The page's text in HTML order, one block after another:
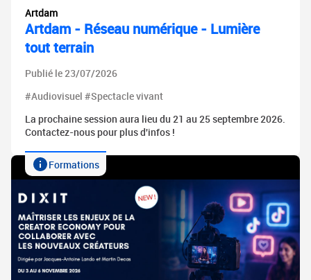
Artdam
Artdam - Réseau numérique - Lumière
tout terrain
Publié le 23/07/2026
#Audiovisuel #Spectacle vivant
La prochaine session aura lieu du 21 au 25 septembre 2026.
Contactez-nous pour plus d'infos !
Formations